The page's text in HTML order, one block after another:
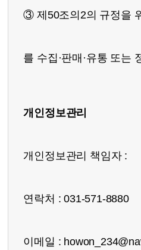
③ 제50조의2의 규정을
를 수집·판매·유통 또는
개인정보관리
개인정보관리 책임자 :
연락처 : 031-571-8880
이메일 :